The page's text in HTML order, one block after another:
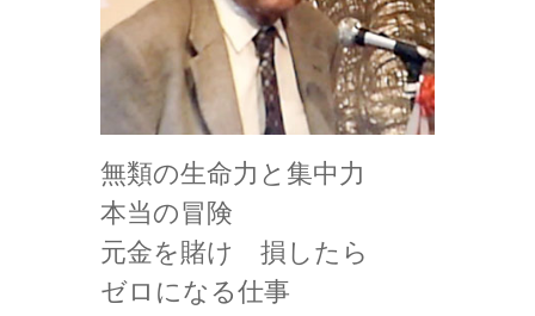
無類の生命力と集中力
本当の冒険
元金を賭け 損したら
ゼロになる仕事